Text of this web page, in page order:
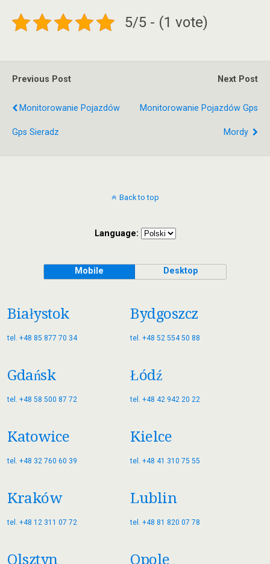
5/5 - (1 vote)
Previous Post
Monitorowanie Pojazdów
Gps Sieradz
Next Post
Monitorowanie Pojazdów Gps
Mordy
Back to top
Language:
Mobile Desktop
Białystok
tel. +48 85 877 70 34
Bydgoszcz
tel. +48 52 554 50 88
Gdańsk
tel. +48 58 500 87 72
Łódź
tel. +48 42 942 20 22
Katowice
tel. +48 32 760 60 39
Kielce
tel. +48 41 310 75 55
Kraków
tel. +48 12 311 07 72
Lublin
tel. +48 81 820 07 78
Olsztyn Opole